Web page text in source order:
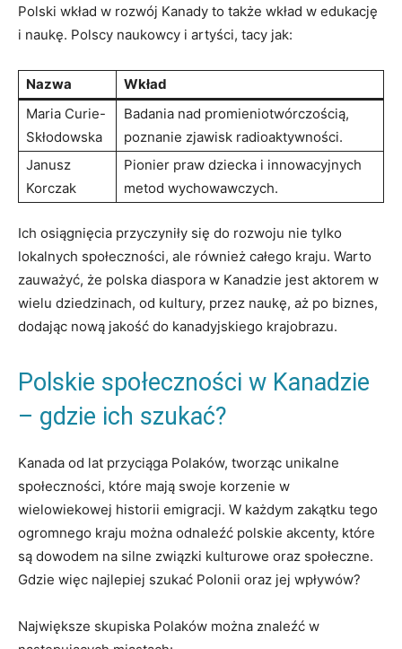
Polski wkład w rozwój Kanady to także wkład w edukację
i naukę. Polscy naukowcy i artyści, tacy jak:
Nazwa
Wkład
Maria Curie-
Skłodowska
Badania nad promieniotwórczością,
poznanie zjawisk radioaktywności.
Janusz
Korczak
Pionier praw dziecka i innowacyjnych
metod wychowawczych.
Ich osiągnięcia przyczyniły się do rozwoju nie tylko
lokalnych społeczności, ale również całego kraju. Warto
zauważyć, że polska diaspora w Kanadzie jest aktorem w
wielu dziedzinach, od kultury, przez naukę, aż po biznes,
dodając nową jakość do kanadyjskiego krajobrazu.
Polskie społeczności w Kanadzie
– gdzie ich szukać?
Kanada od lat przyciąga Polaków, tworząc unikalne
społeczności, które mają swoje korzenie w
wielowiekowej historii emigracji. W każdym zakątku tego
ogromnego kraju można odnaleźć polskie akcenty, które
są dowodem na silne związki kulturowe oraz społeczne.
Gdzie więc najlepiej szukać Polonii oraz jej wpływów?
Największe skupiska Polaków można znaleźć w